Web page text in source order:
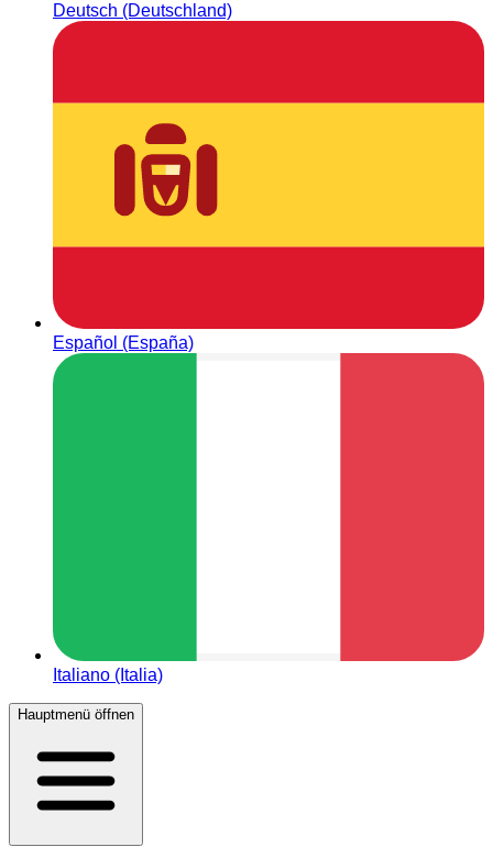
Deutsch (Deutschland)
Español (España)
Italiano (Italia)
Hauptmenü öffnen